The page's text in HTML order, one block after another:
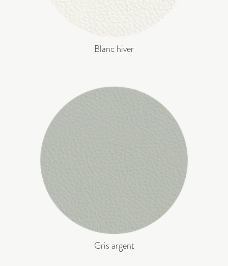
Blanc hiver
Gris argent